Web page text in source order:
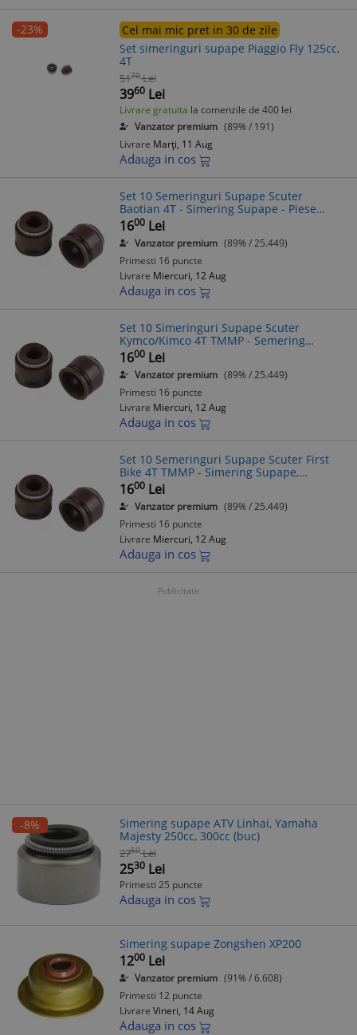
-23%
Cel mai mic pret in 30 de zile
Set simeringuri supape Piaggio Fly 125cc,
4T
5170 Lei
3960 Lei
Livrare gratuita la comenzile de 400 lei
Vanzator premium (89% / 191)
Livrare Marți, 11 Aug
Adauga in cos
Set 10 Semeringuri Supape Scuter
Baotian 4T - Simering Supape - Piese
Scuter Baotian
1600 Lei
Vanzator premium (89% / 25.449)
Primesti 16 puncte
Livrare Miercuri, 12 Aug
Adauga in cos
Set 10 Simeringuri Supape Scuter
Kymco/Kimco 4T TMMP - Semering
Supape Moto
1600 Lei
Vanzator premium (89% / 25.449)
Primesti 16 puncte
Livrare Miercuri, 12 Aug
Adauga in cos
Set 10 Semeringuri Supape Scuter First
Bike 4T TMMP - Simering Supape,
Etansare Motor
1600 Lei
Vanzator premium (89% / 25.449)
Primesti 16 puncte
Livrare Miercuri, 12 Aug
Adauga in cos
Publicitate
-8%
Simering supape ATV Linhai, Yamaha
Majesty 250cc, 300cc (buc)
2750 Lei
2530 Lei
Primesti 25 puncte
Adauga in cos
Simering supape Zongshen XP200
1200 Lei
Vanzator premium (91% / 6.608)
Primesti 12 puncte
Livrare Vineri, 14 Aug
Adauga in cos